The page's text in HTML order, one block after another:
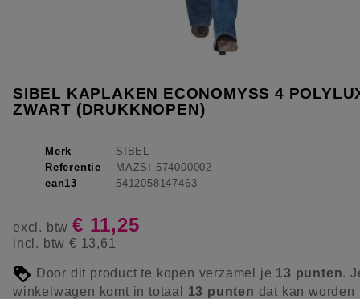
SIBEL KAPLAKEN ECONOMYSS 4
ZWART (DRUKKNOPEN)
Merk
SIBEL
Referentie
MAZSI-574000002
ean13
5412058147463
excl. btw € 11,25
incl. btw € 13,61
Door dit product te kopen verzamel je 13 punten.
winkelwagen komt in totaal 13 punten dat kan worden